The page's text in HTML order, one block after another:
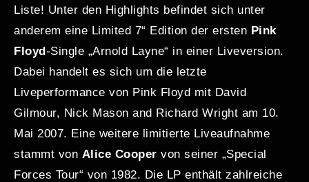
Liste! Unter den Highlights befindet sich unter
anderem eine Limited 7“ Edition der ersten Pink
Floyd-Single „Arnold Layne“ in einer Liveversion.
Dabei handelt es sich um die letzte
Liveperformance von Pink Floyd mit David
Gilmour, Nick Mason and Richard Wright am 10.
Mai 2007. Eine weitere limitierte Liveaufnahme
stammt von Alice Cooper von seiner „Special
Forces Tour“ von 1982. Die LP enthält zahlreiche